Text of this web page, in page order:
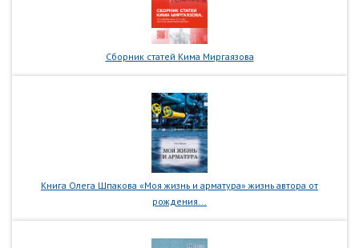
Сборник статей Кима Миргаязова
Книга Олега Шпакова «Моя жизнь и арматура» жизнь автора от
рождения...